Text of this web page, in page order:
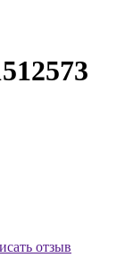
отзыв